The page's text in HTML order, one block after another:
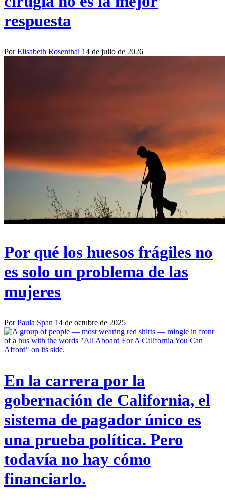
respuesta
PorElisabeth Rosenthal 14 de julio de 2026
Por qué los huesos frágiles no
es solo un problema de las
mujeres
PorPaula Span 14 de octubre de 2025
En la carrera por la
gobernación de California, el
sistema de pagador único es
una prueba política. Pero
todavía no hay cómo
financiarlo.